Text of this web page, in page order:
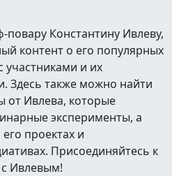
Константину Ивлеву,
контент о его популярных
участниками и их
Здесь также можно найти
от Ивлева, которые
эксперименты, а
проектах и
Присоединяйтесь к
Ивлевым!